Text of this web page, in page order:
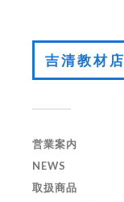
吉清教材店
営業案内
NEWS
取扱商品